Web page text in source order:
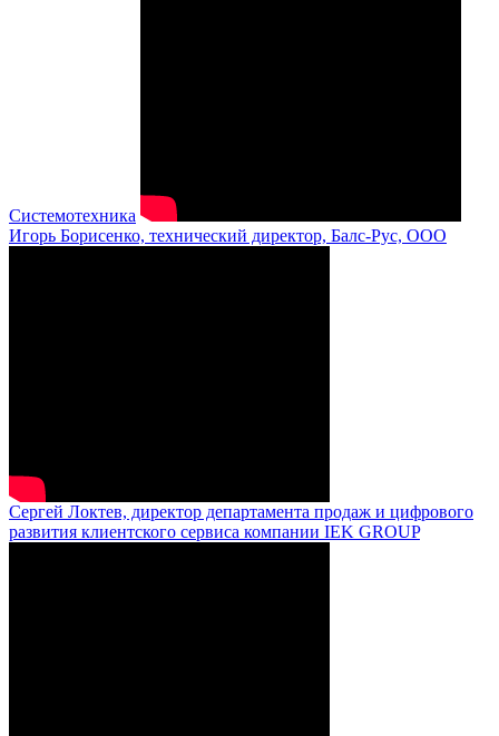
Системотехника
Игорь Борисенко, технический директор, Балс-Рус, ООО
Сергей Локтев, директор департамента продаж и цифрового
развития клиентского сервиса компании IEK GROUP